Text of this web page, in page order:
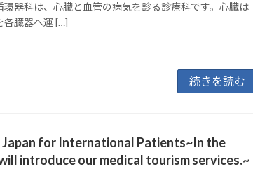
器科は、心臓と血管の病気を診る診療科です。心臓は
各臓器へ運 […]
続きを読む
for International Patients~In the
introduce our medical tourism services.~